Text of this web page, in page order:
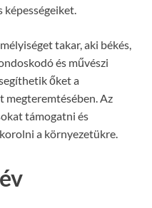
képességeiket.
takar, aki békés,
és művészi
őket a
megteremtésében. Az
támogatni és
a környezetükre.